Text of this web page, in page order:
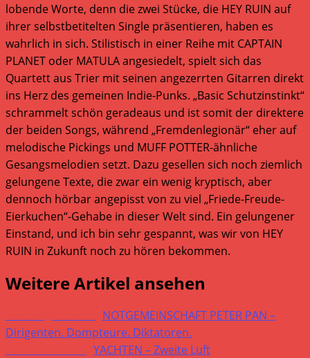
lobende Worte, denn die zwei Stücke, die HEY RUIN auf
ihrer selbstbetitelten Single präsentieren, haben es
wahrlich in sich. Stilistisch in einer Reihe mit CAPTAIN
PLANET oder MATULA angesiedelt, spielt sich das
Quartett aus Trier mit seinen angezerrten Gitarren direkt
ins Herz des gemeinen Indie-Punks. „Basic Schutzinstinkt“
schrammelt schön geradeaus und ist somit der direktere
der beiden Songs, während „Fremdenlegionär“ eher auf
melodische Pickings und MUFF POTTER-ähnliche
Gesangsmelodien setzt. Dazu gesellen sich noch ziemlich
gelungene Texte, die zwar ein wenig kryptisch, aber
dennoch hörbar angepisst von zu viel „Friede-Freude-
Eierkuchen“-Gehabe in dieser Welt sind. Ein gelungener
Einstand, und ich bin sehr gespannt, was wir von HEY
RUIN in Zukunft noch zu hören bekommen.
Weitere Artikel ansehen
NOTGEMEINSCHAFT PETER PAN –
Dirigenten. Dompteure. Diktatoren.
YACHTEN – Zweite Luft